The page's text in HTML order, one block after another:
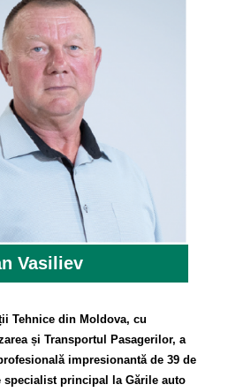
Vasiliev
Tehnice din Moldova, cu
și Transportul Pasagerilor, a
impresionantă de 39 de
principal la Gările auto